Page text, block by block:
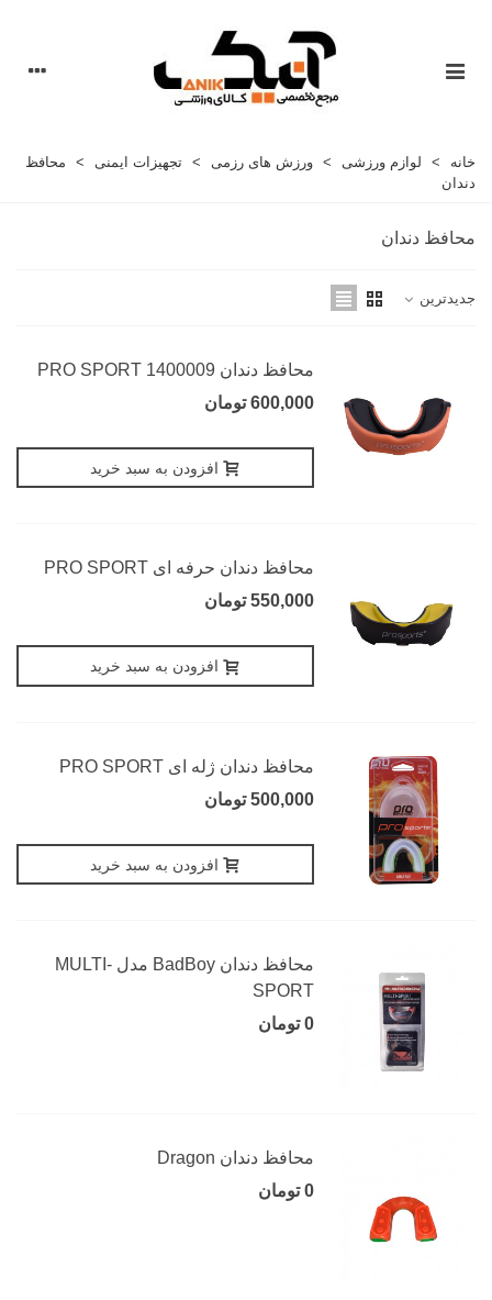
خانه > لوازم ورزشی > ورزش های رزمی > تجهیزات ایمنی >
محافظ
دندان
محافظ دندان
جدیدترین
محافظ دندان 1400009 PRO SPORT
600,000 تومان
افزودن به سبد خرید
محافظ دندان حرفه ای PRO SPORT
550,000 تومان
افزودن به سبد خرید
محافظ دندان ژله ای PRO SPORT
500,000 تومان
افزودن به سبد خرید
محافظ دندان BadBoy مدل MULTI-
SPORT
0 تومان
محافظ دندان Dragon
0 تومان